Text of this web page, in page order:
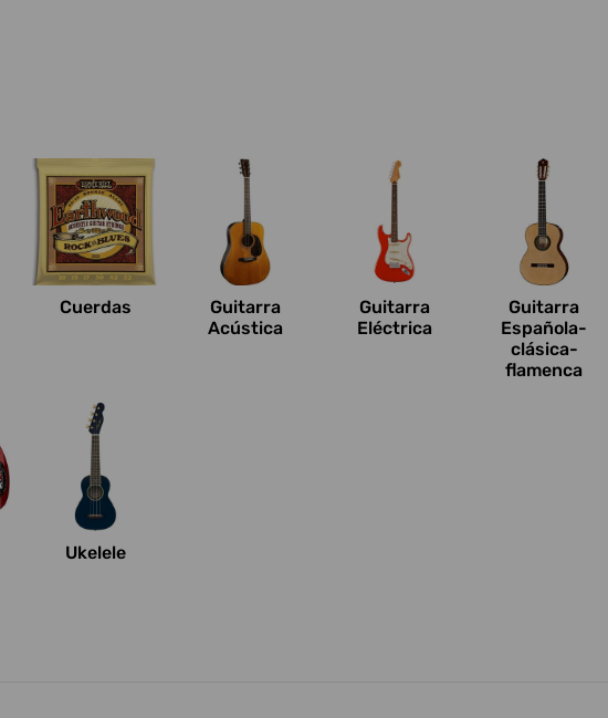
Cuerdas
Guitarra
Acústica
Guitarra
Eléctrica
Guitarra
Española-
clásica-
flamenca
Ukelele